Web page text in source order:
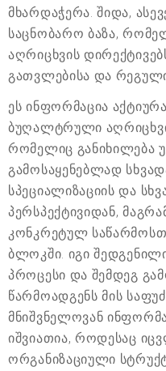
მხარდაჭერა. შიდა,
საცნობარო ბაზა,
აღრიცხვის
გათვლებისა და
ეს ინფორმაცია
ბუღალტრული
რომელიც განიხილება
გამოსაყენებლად
სპეციალიზაციის და
პერსპექტივიდან,
კონკრეტულ
ბლოკში. იგი
პროცესი და შემდეგ
წარმოადგენს მის
მნიშვნელოვან
იშვიათია, როდესაც
ორგანიზაციული